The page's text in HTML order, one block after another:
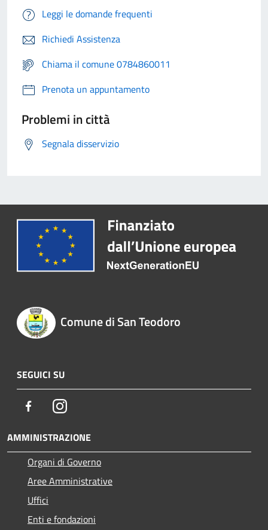
Leggi le domande frequenti
Richiedi Assistenza
Chiama il comune 0784860011
Prenota un appuntamento
Problemi in città
Segnala disservizio
Comune di San Teodoro
SEGUICI SU
FacebookInstagram
AMMINISTRAZIONE
Organi di Governo
Aree Amministrative
Uffici
Enti e fondazioni